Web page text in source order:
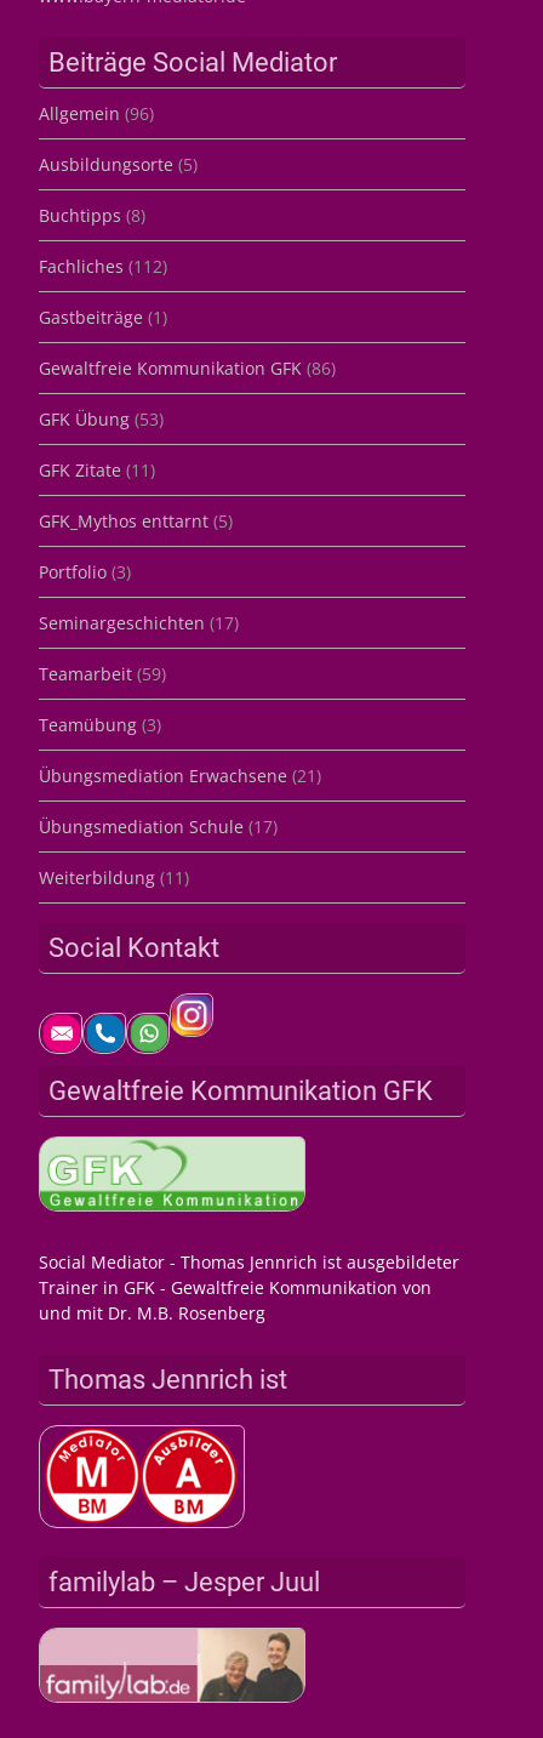
Beiträge Social Mediator
Allgemein (96)
Ausbildungsorte (5)
Buchtipps (8)
Fachliches (112)
Gastbeiträge (1)
Gewaltfreie Kommunikation GFK (86)
GFK Übung (53)
GFK Zitate (11)
GFK_Mythos enttarnt (5)
Portfolio (3)
Seminargeschichten (17)
Teamarbeit (59)
Teamübung (3)
Übungsmediation Erwachsene (21)
Übungsmediation Schule (17)
Weiterbildung (11)
Social Kontakt
Gewaltfreie Kommunikation GFK
Social Mediator - Thomas Jennrich ist ausgebildeter
Trainer in GFK - Gewaltfreie Kommunikation von
und mit Dr. M.B. Rosenberg
Thomas Jennrich ist
familylab – Jesper Juul